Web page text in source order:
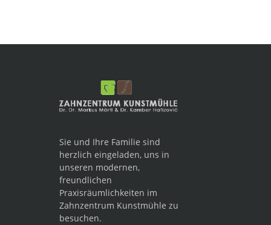
Sie und Ihre Familie sind
herzlich eingeladen, uns in
unseren modernen,
freundlichen
Praxisräumlichkeiten im
Zahnzentrum Kunstmühle zu
besuchen.